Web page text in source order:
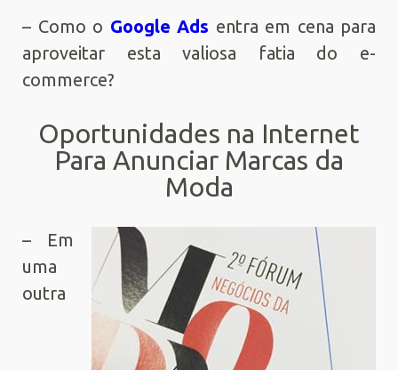
– Como o Google Ads entra em cena para
aproveitar esta valiosa fatia do e-
commerce?
Oportunidades na Internet
Para Anunciar Marcas da
Moda
– Em
uma
outra